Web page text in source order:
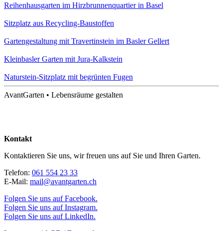
Reihenhaus­garten im Hirzbrunnen­quartier in Basel
Sitzplatz aus Recycling-Baustoffen
Garten­gestaltung mit Travertin­stein im Basler Gellert
Kleinbasler Garten mit Jura-Kalkstein
Naturstein-Sitzplatz mit begrünten Fugen
AvantGarten • Lebensräume gestalten
Kontakt
Kontaktieren Sie uns, wir freuen uns auf Sie und Ihren Garten.
Telefon: 061 554 23 33
E-Mail: mail@avantgarten.ch
Folgen Sie uns auf Facebook.
Folgen Sie uns auf Instagram.
Folgen Sie uns auf LinkedIn.